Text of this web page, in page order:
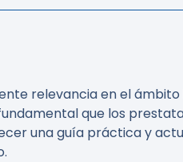
relevancia en el
que los
una guía práctica y